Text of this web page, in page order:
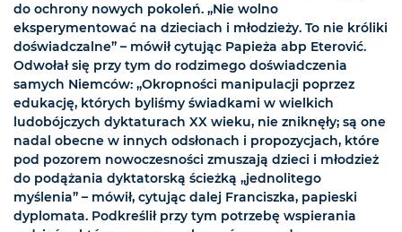
do ochrony nowych pokoleń. „Nie wolno
eksperymentować na dzieciach i młodzieży. To nie króliki
doświadczalne” – mówił cytując Papieża abp Eterović.
Odwołał się przy tym do rodzimego doświadczenia
samych Niemców: „Okropności manipulacji poprzez
edukację, których byliśmy świadkami w wielkich
ludobójczych dyktaturach XX wieku, nie zniknęły; są one
nadal obecne w innych odsłonach i propozycjach, które
pod pozorem nowoczesności zmuszają dzieci i młodzież
do podążania dyktatorską ścieżką „jednolitego
myślenia” – mówił, cytując dalej Franciszka, papieski
dyplomata. Podkreślił przy tym potrzebę wspierania